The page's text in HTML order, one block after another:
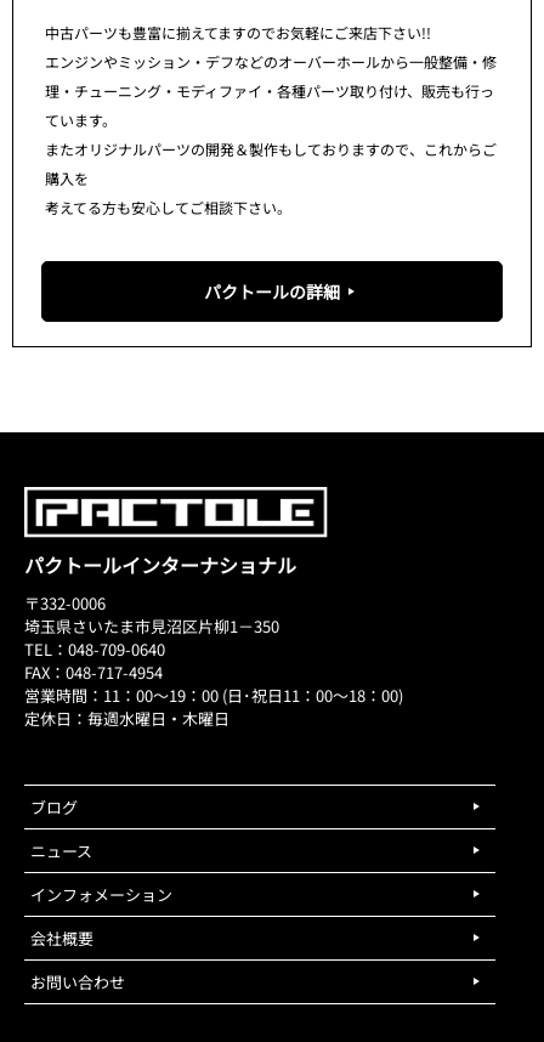
中古パーツも豊富に揃えてますのでお気軽にご来店下さい!!
エンジンやミッション・デフなどのオーバーホールから一般整備・修
理・チューニング・モディファイ・各種パーツ取り付け、販売も行っ
ています。
またオリジナルパーツの開発＆製作もしておりますので、これからご
購入を
考えてる方も安心してご相談下さい。
パクトールの詳細
パクトールインターナショナル
〒332-0006
埼玉県さいたま市見沼区片柳1－350
TEL：048-709-0640
FAX：048-717-4954
営業時間：11：00～19：00 (日･祝日11：00～18：00)
定休日：毎週水曜日・木曜日
ブログ
ニュース
インフォメーション
会社概要
お問い合わせ